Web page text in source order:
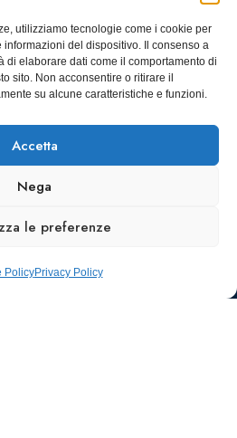
utilizziamo tecnologie come i cookie per
del dispositivo. Il consenso a
di elaborare dati come il comportamento di
sito. Non acconsentire o ritirare il
su alcune caratteristiche e funzioni.
Accetta
Nega
le preferenze
PolicyPrivacy Policy
Castelfidardo,
22 10128
Torino
SCARICA
ICS